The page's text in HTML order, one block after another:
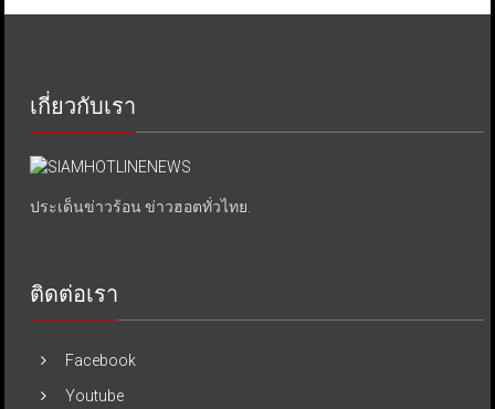
เกี่ยวกับเรา
ประเด็นข่าวร้อน ข่าวฮอตทั่วไทย.
ติดต่อเรา
Facebook
Youtube